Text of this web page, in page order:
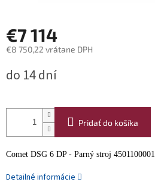
€7 114
€8 750,22 vrátane DPH
cena:
do 14 dní
Pridať do košíka
Comet DSG 6 DP - Parný stroj 4501100001
Detailné informácie